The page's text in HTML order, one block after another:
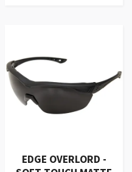
EDGE OVERLORD -